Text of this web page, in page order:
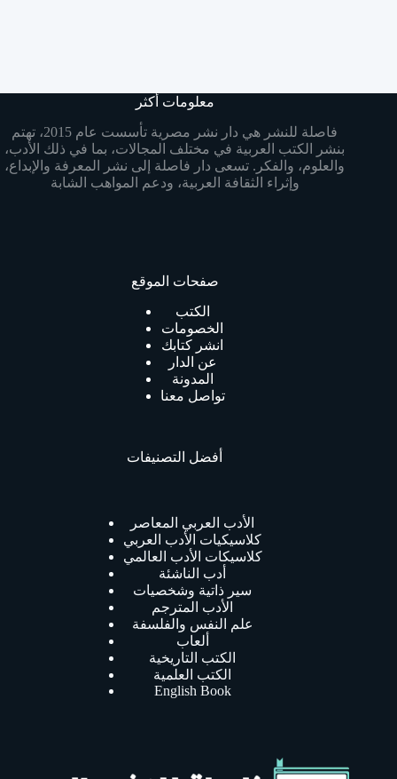
معلومات أكثر
فاصلة للنشر هي دار نشر مصرية تأسست عام 2015، تهتم
بنشر الكتب العربية في مختلف المجالات، بما في ذلك الأدب،
والعلوم، والفكر. تسعى دار فاصلة إلى نشر المعرفة والإبداع،
وإثراء الثقافة العربية، ودعم المواهب الشابة
صفحات الموقع
الكتب
الخصومات
انشر كتابك
عن الدار
المدونة
تواصل معنا
أفضل التصنيفات
الأدب العربي المعاصر
كلاسيكيات الأدب العربي
كلاسيكات الأدب العالمي
أدب الناشئة
سير ذاتية وشخصيات
الأدب المترجم
علم النفس والفلسفة
ألعاب
الكتب التاريخية
الكتب العلمية
English Book